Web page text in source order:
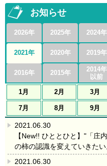
お知らせ
2026年 2025年 2024年
2021年 2020年 2019年
2016年 2015年
2014年
以前
1月
2月 3月
7月 8月 9月
2021.06.30
【New!! ひととひと】"「庄
の柿の認識を変えていきた
2021.06.30